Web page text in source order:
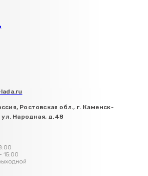
Ростовская обл., г. Каменск-
Народная, д.48
15:00